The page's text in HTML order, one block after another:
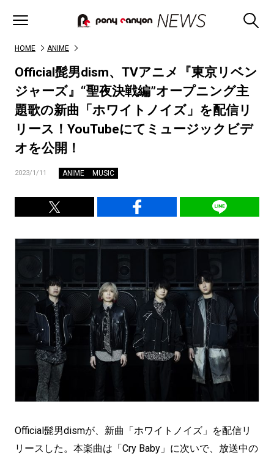
HOME ANIME
Official髭男dism、TVアニメ『東京リベン
ジャーズ』“聖夜決戦編”オープニング主
題歌の新曲「ホワイトノイズ」を配信リ
リース！YouTubeにてミュージックビデ
オを公開！
2023/1/11 ANIME MUSIC
Official髭男dismが、新曲「ホワイトノイズ」を配信リ
リースした。本楽曲は「Cry Baby」に次いで、放送中の